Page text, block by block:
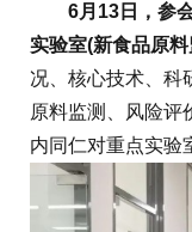
6月13日，参会
实验室(新食品原料
况、核心技术、科
原料监测、风险评
内同仁对重点实验